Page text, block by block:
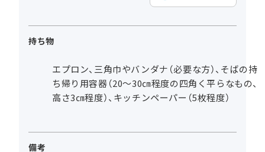
持ち物
エプロン、三角巾やバンダナ（必要な方）、そばの持
ち帰り用容器（20～30㎝程度の四角く平らなもの、
高さ3㎝程度）、キッチンペーパー（5枚程度）
備考